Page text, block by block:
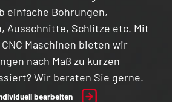
einfache Bohrungen,
Ausschnitte, Schlitze etc. Mit
Maschinen bieten wir
nach Maß zu kurzen
Wir beraten Sie gerne.
bearbeiten